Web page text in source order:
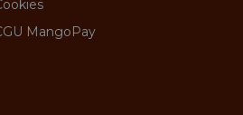
MangoPay